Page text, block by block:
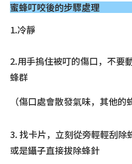
蜜蜂叮咬後的步驟處理
1.冷靜
2.用手摀住被叮的傷口，不要
蜂群
（傷口處會散發氣味，其他的
3. 找卡片，立刻從旁輕輕刮除
或是鑷子直接拔除蜂針